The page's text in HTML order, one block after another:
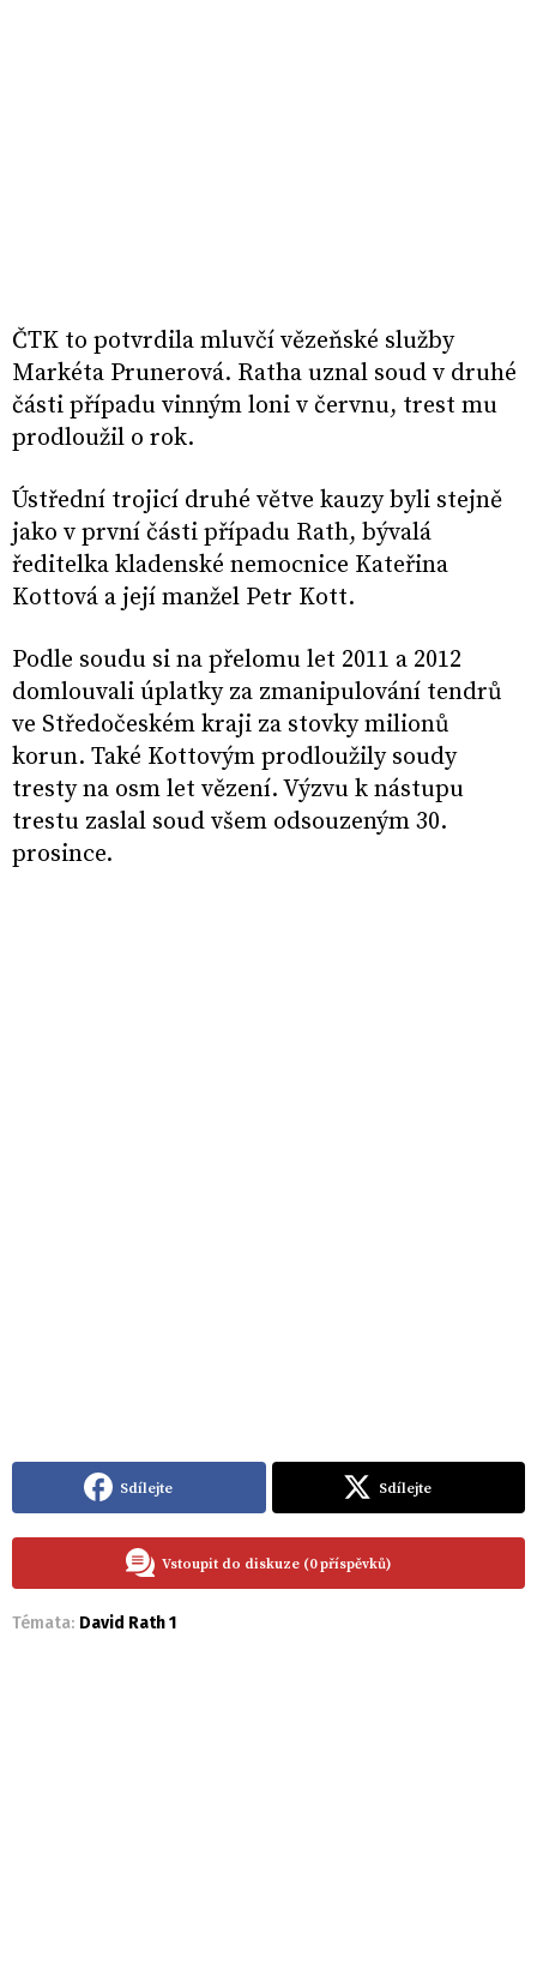
ČTK to potvrdila mluvčí vězeňské služby
Markéta Prunerová. Ratha uznal soud v druhé
části případu vinným loni v červnu, trest mu
prodloužil o rok.
Ústřední trojicí druhé větve kauzy byli stejně
jako v první části případu Rath, bývalá
ředitelka kladenské nemocnice Kateřina
Kottová a její manžel Petr Kott.
Podle soudu si na přelomu let 2011 a 2012
domlouvali úplatky za zmanipulování tendrů
ve Středočeském kraji za stovky milionů
korun. Také Kottovým prodloužily soudy
tresty na osm let vězení. Výzvu k nástupu
trestu zaslal soud všem odsouzeným 30.
prosince.
Sdílejte Sdílejte
Vstoupit do diskuze (0 příspěvků)
Témata: David Rath 1